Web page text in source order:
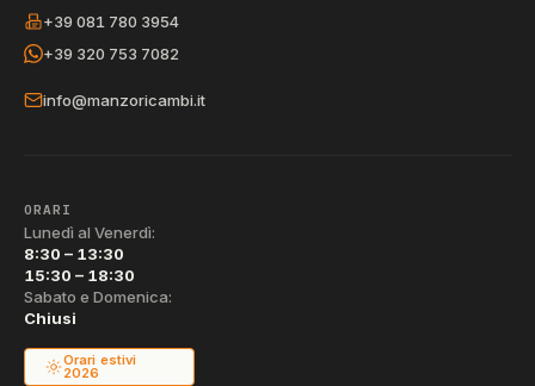
+39 081 780 3954
+39 320 753 7082
info@manzoricambi.it
ORARI
Lunedì al Venerdì:
8:30 – 13:30
15:30 – 18:30
Sabato e Domenica:
Chiusi
Orari estivi
2026